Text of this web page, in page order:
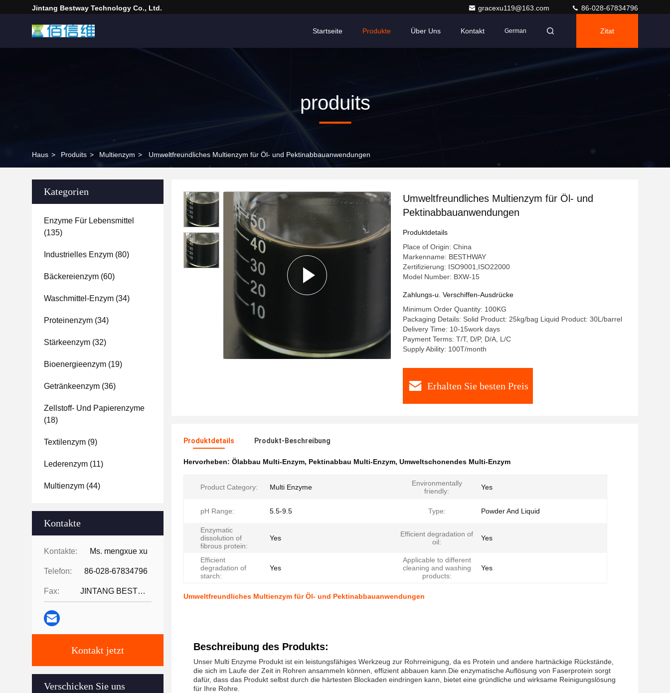
Jintang Bestway Technology Co., Ltd. gracexu119@163.com 86-028-67834796
Startseite Produkte Über Uns Kontakt German Zitat
produits
Haus > Produits > Multienzym > Umweltfreundliches Multienzym für Öl- und Pektinabbauanwendungen
Kategorien
Enzyme Für Lebensmittel
(135)
Industrielles Enzym (80)
Bäckereienzym (60)
Waschmittel-Enzym (34)
Proteinenzym (34)
Stärkeenzym (32)
Bioenergieenzym (19)
Getränkeenzym (36)
Zellstoff- Und Papierenzyme
(18)
Textilenzym (9)
Lederenzym (11)
Multienzym (44)
Kontakte
Kontakte: Ms. mengxue xu
Telefon: 86-028-67834796
Fax: JINTANG BESTWAY TECHNOLOGY CO
Kontakt jetzt
Verschicken Sie uns
Umweltfreundliches Multienzym für Öl- und
Pektinabbauanwendungen
Produktdetails
Place of Origin: China
Markenname: BESTHWAY
Zertifizierung: ISO9001,ISO22000
Model Number: BXW-15
Zahlungs-u. Verschiffen-Ausdrücke
Minimum Order Quantity: 100KG
Packaging Details: Solid Product: 25kg/bag Liquid Product: 30L/barrel
Delivery Time: 10-15work days
Payment Terms: T/T, D/P, D/A, L/C
Supply Ability: 100T/month
Erhalten Sie besten Preis
Produktdetails Produkt-Beschreibung
Hervorheben: Ölabbau Multi-Enzym, Pektinabbau Multi-Enzym, Umweltschonendes Multi-Enzym
Product Category: Multi Enzyme
Environmentally
friendly:
Yes
pH Range: 5.5-9.5 Type: Powder And Liquid
Enzymatic
dissolution of
fibrous protein:
Yes
Efficient degradation of
oil:
Yes
Efficient
degradation of
starch:
Yes
Applicable to different
cleaning and washing
products:
Yes
Umweltfreundliches Multienzym für Öl- und Pektinabbauanwendungen
Beschreibung des Produkts:
Unser Multi Enzyme Produkt ist ein leistungsfähiges Werkzeug zur Rohrreinigung, da es Protein und andere hartnäckige Rückstände,
die sich im Laufe der Zeit in Rohren ansammeln können, effizient abbauen kann.Die enzymatische Auflösung von Faserprotein sorgt
dafür, dass das Produkt selbst durch die härtesten Blockaden eindringen kann, bietet eine gründliche und wirksame Reinigungslösung
für Ihre Rohre.